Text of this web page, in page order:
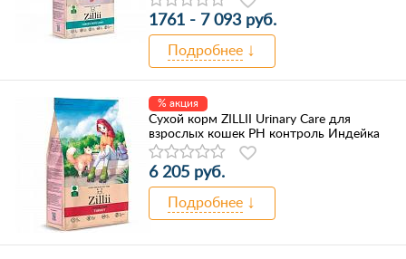
1761 - 7 093 руб.
Подробнее
% акция
Сухой корм ZILLII Urinary Care для
взрослых кошек РН контроль Индейка
6 205 руб.
Подробнее